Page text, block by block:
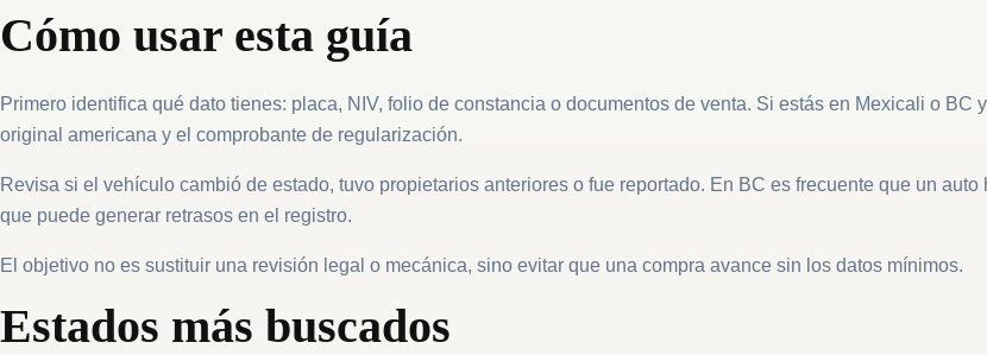
Cómo usar esta guía
Primero identifica qué dato tienes: placa, NIV, folio de constancia o documentos de venta. Si estás en Mexicali o BC
original americana y el comprobante de regularización.
Revisa si el vehículo cambió de estado, tuvo propietarios anteriores o fue reportado. En BC es frecuente que un
que puede generar retrasos en el registro.
El objetivo no es sustituir una revisión legal o mecánica, sino evitar que una compra avance sin los datos mínimos.
Estados más buscados